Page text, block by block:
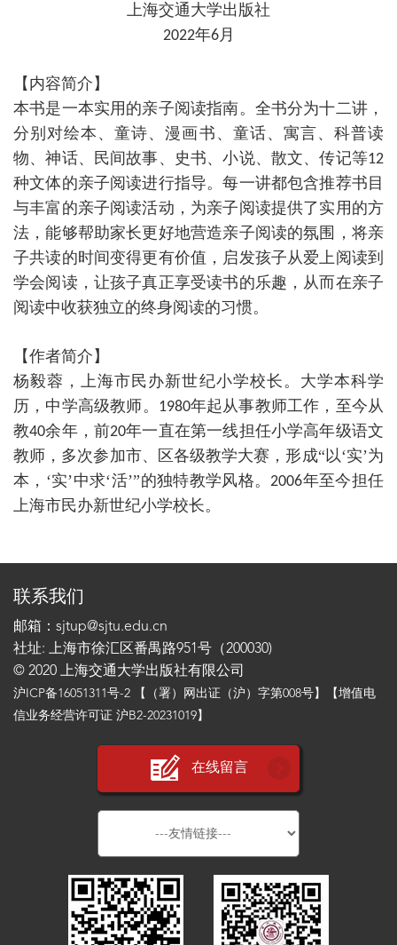
上海交通大学出版社
2022年6月
【内容简介】
本书是一本实用的亲子阅读指南。全书分为十二讲，
分别对绘本、童诗、漫画书、童话、寓言、科普读
物、神话、民间故事、史书、小说、散文、传记等12
种文体的亲子阅读进行指导。每一讲都包含推荐书目
与丰富的亲子阅读活动，为亲子阅读提供了实用的方
法，能够帮助家长更好地营造亲子阅读的氛围，将亲
子共读的时间变得更有价值，启发孩子从爱上阅读到
学会阅读，让孩子真正享受读书的乐趣，从而在亲子
阅读中收获独立的终身阅读的习惯。
【作者简介】
杨毅蓉，上海市民办新世纪小学校长。大学本科学
历，中学高级教师。 1980年起从事教师工作，至今从
教40余年，前20年一直在第一线担任小学高年级语文
教师，多次参加市、区各级教学大赛，形成“以‘实’为
本， ‘实’中求‘活’”的独特教学风格。2006年至今担任
上海市民办新世纪小学校长。
联系我们
邮箱：sjtup@sjtu.edu.cn
社址: 上海市徐汇区番禺路951号（200030)
© 2020 上海交通大学出版社有限公司
沪ICP备16051311号-2 【（署）网出证（沪）字第008号】【增值电
信业务经营许可证 沪B2-20231019】
在线留言